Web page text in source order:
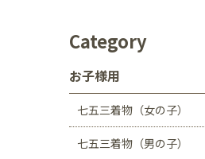
Category
お子様用
七五三着物（女の子）
七五三着物（男の子）